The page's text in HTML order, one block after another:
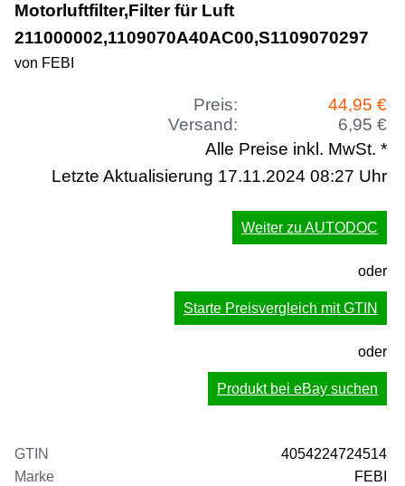
Motorluftfilter,Filter für Luft
211000002,1109070A40AC00,S1109070297
von FEBI
Preis:
44,95 €
Versand:
6,95 €
Alle Preise inkl. MwSt. *
Letzte Aktualisierung 17.11.2024 08:27 Uhr
Weiter zu AUTODOC
oder
Starte Preisvergleich mit GTIN
oder
Produkt bei eBay suchen
GTIN
4054224724514
Marke
FEBI